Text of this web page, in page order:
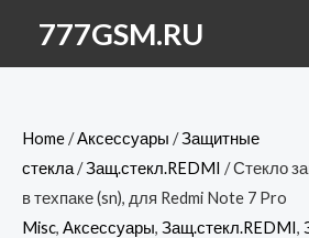
содержимому
777GSM.RU
Home/Аксессуары /Защитные
стекла/Защ.стекл.REDMI / Стекло
в техпаке (sn), для Redmi Note 7 Pro
Misc, Аксессуары, Защ.стекл.REDMI,